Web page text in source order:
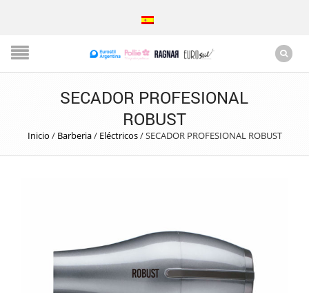
SECADOR PROFESIONAL
ROBUST
Inicio/ Barberia/ Eléctricos/SECADOR PROFESIONAL ROBUST